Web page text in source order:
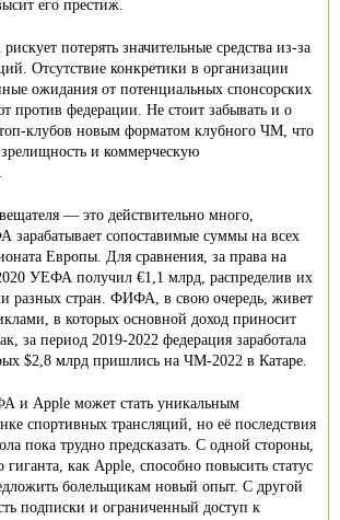
его престиж.
потерять значительные средства из-за
Отсутствие конкретики в организации
ожидания от потенциальных спонсорских
против федерации. Не стоит забывать и о
топ-клубов новым форматом клубного ЧМ, что
и коммерческую
— это действительно много,
зарабатывает сопоставимые суммы на всех
Европы. Для сравнения, за права на
УЕФА получил €1,1 млрд, распределив их
разных стран. ФИФА, в свою очередь, живет
в которых основной доход приносит
за период 2019-2022 федерация заработала
$2,8 млрд пришлись на ЧМ-2022 в Катаре.
и Apple может стать уникальным
спортивных трансляций, но её последствия
пока трудно предсказать. С одной стороны,
гиганта, как Apple, способно повысить статус
болельщикам новый опыт. С другой
подписки и ограниченный доступ к